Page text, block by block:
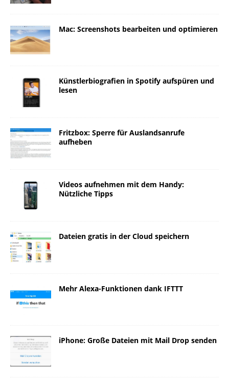
Mac: Screenshots bearbeiten und optimieren
Künstlerbiografien in Spotify aufspüren und
lesen
Fritzbox: Sperre für Auslandsanrufe
aufheben
Videos aufnehmen mit dem Handy:
Nützliche Tipps
Dateien gratis in der Cloud speichern
Mehr Alexa-Funktionen dank IFTTT
iPhone: Große Dateien mit Mail Drop senden